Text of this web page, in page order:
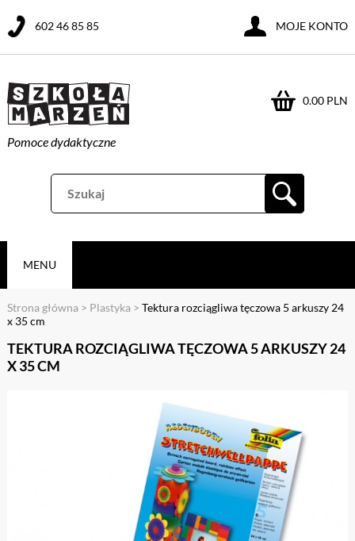
Pomoce dydaktyczne
0.00 PLN
602 46 85 85 MOJE KONTO
MENU
Strona główna > Plastyka > Tektura rozciągliwa tęczowa 5 arkuszy 24
x 35 cm
TEKTURA ROZCIĄGLIWA TĘCZOWA 5 ARKUSZY 24
X 35 CM